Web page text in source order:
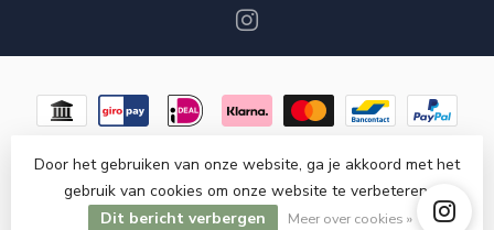
© Copyright 2026 Miracshop.nl- Powered byLightspeed-
Lightspeed designby Dyvelopment
Door het gebruiken van onze website, ga je akkoord met het
gebruik van cookies om onze website te verbeteren.
Dit bericht verbergen
Meer over cookies »